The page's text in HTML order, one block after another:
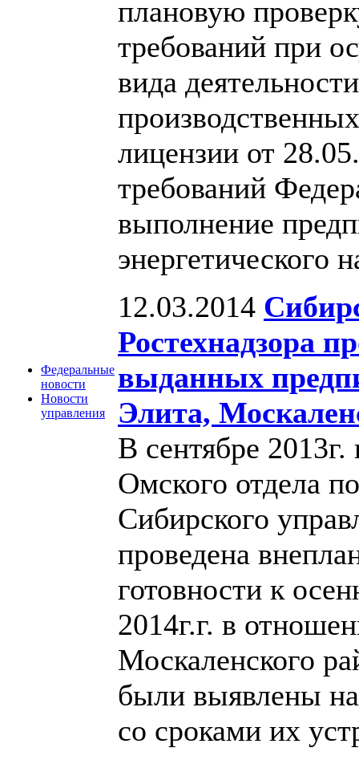
Федеральные
новости
Новости
управления
плановую
требований при
вида
лицензии от
требований
выполнение
энергетического
12.03.2014
Ростехнадзора
выданных
Элита,
В сентябре
Омского отдела
Сибирского
проведена
готовности к
2014г.г. в
Москаленского
были выявлены
со сроками их